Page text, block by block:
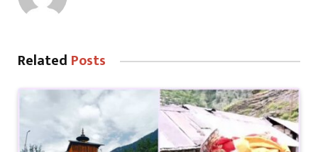
Related Posts